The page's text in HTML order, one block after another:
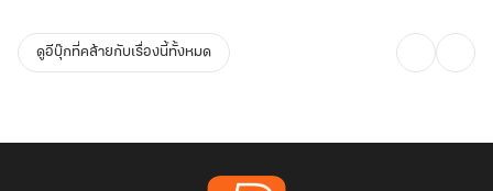
ดูอีบุ๊กที่คล้ายกับเรื่องนี้ทั้งหมด